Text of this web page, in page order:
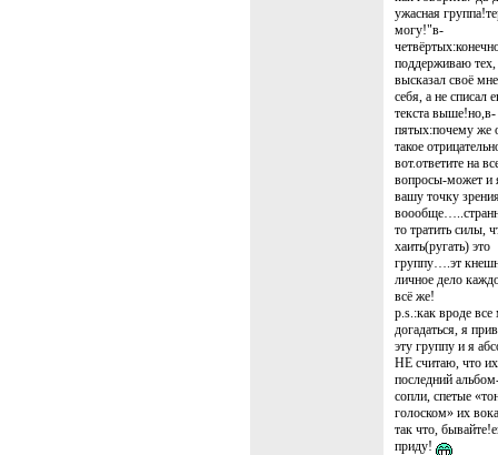
ужасная
могу!"в-
поддерживаю тех,
высказал своё
себя, а не списал
текста выше!но,в-
пятых:почему же
такое
вот.ответите на
вопросы-может и
вашу точку
то тратить силы,
хаить(ругать) это
группу….эт
личное дело
всё же!
p.s.:как вроде все
догадаться, я
эту группу и я
НЕ считаю, что их
последний
сопли, спетые
голоском» их
так что,
приду!